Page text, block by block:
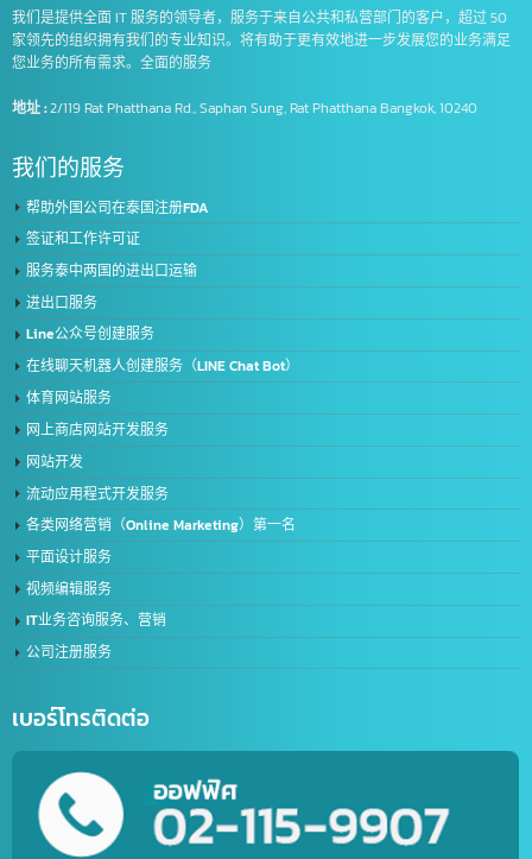
Intelligence Business (Thailand) Co., Ltd.
我们是提供全面 IT 服务的领导者，服务于来自公共和私营部门的客户，超过 50
家领先的组织拥有我们的专业知识。将有助于更有效地进一步发展您的业务满
您业务的所有需求。全面的服务
地址 :2/119 Rat Phatthana Rd., Saphan Sung, Rat Phatthana Bangkok, 10240
我们的服务
帮助外国公司在泰国注册FDA
签证和工作许可证
服务泰中两国的进出口运输
进出口服务
Line公众号创建服务
在线聊天机器人创建服务（LINE Chat Bot）
体育网站服务
流动应用程式开发服务
各类网络营销（Online Marketing）第一名
平面设计服务